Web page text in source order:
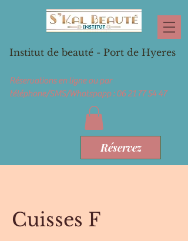
Institut de beauté - Port de Hyeres
Réservations en ligne ou par
téléphone/SMS/Whatspapp :06 21 77 54 47
Réservez
Cuisses F